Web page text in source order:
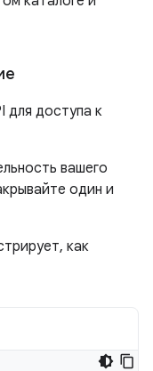
для доступа к
вашего
один и
как